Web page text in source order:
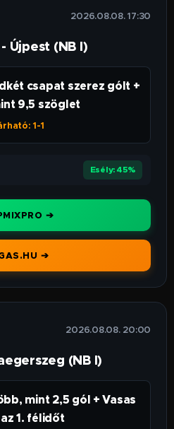
🕒 2026.08.08. 17:30
Újpest (NB I)
csapat szerez gólt +
9,5 szöglet
1-1
Esély: 45%
➔
➔
🕒 2026.08.08. 20:00
(NB I)
mint 2,5 gól + Vasas
1. félidőt